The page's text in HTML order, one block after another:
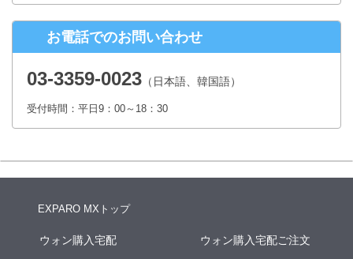
（受付時間は、平日9時～17時30分 但し、年末年始、夏季休暇は除き
ます。）
個人情報を入力するにあたっての注意事項
回答ができない場合がございます。
本人が容易に認識できない方法による個人情報の取得
クッキーやWebビーコン等を用いるなどして、本人が容易に認識でき
お電話でのお問い合わせ
03-3359-0023 （日本語、韓国語）
受付時間：平日9：00～18：30
EXPARO MXトップ
ウォン購入宅配 ウォン購入宅配ご注文